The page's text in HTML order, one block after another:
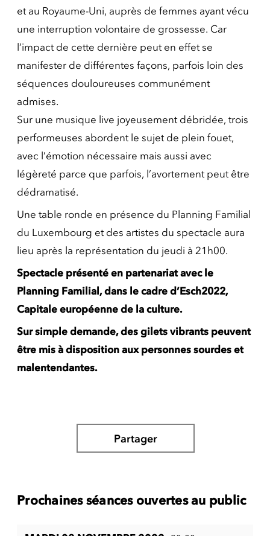
et au Royaume-Uni, auprès de femmes ayant vécu
une interruption volontaire de grossesse. Car
l’impact de cette dernière peut en effet se
manifester de différentes façons, parfois loin des
séquences douloureuses communément
admises.
Sur une musique live joyeusement débridée, trois
performeuses abordent le sujet de plein fouet,
avec l’émotion nécessaire mais aussi avec
légèreté parce que parfois, l’avortement peut être
dédramatisé.
Une table ronde en présence du Planning Familial
du Luxembourg et des artistes du spectacle aura
lieu après la représentation du jeudi à 21h00.
Spectacle présenté en partenariat avec le
Planning Familial, dans le cadre d’Esch2022,
Capitale européenne de la culture.
Sur simple demande, des gilets vibrants peuvent
être mis à disposition aux personnes sourdes et
malentendantes.
Partager
Prochaines séances ouvertes au public